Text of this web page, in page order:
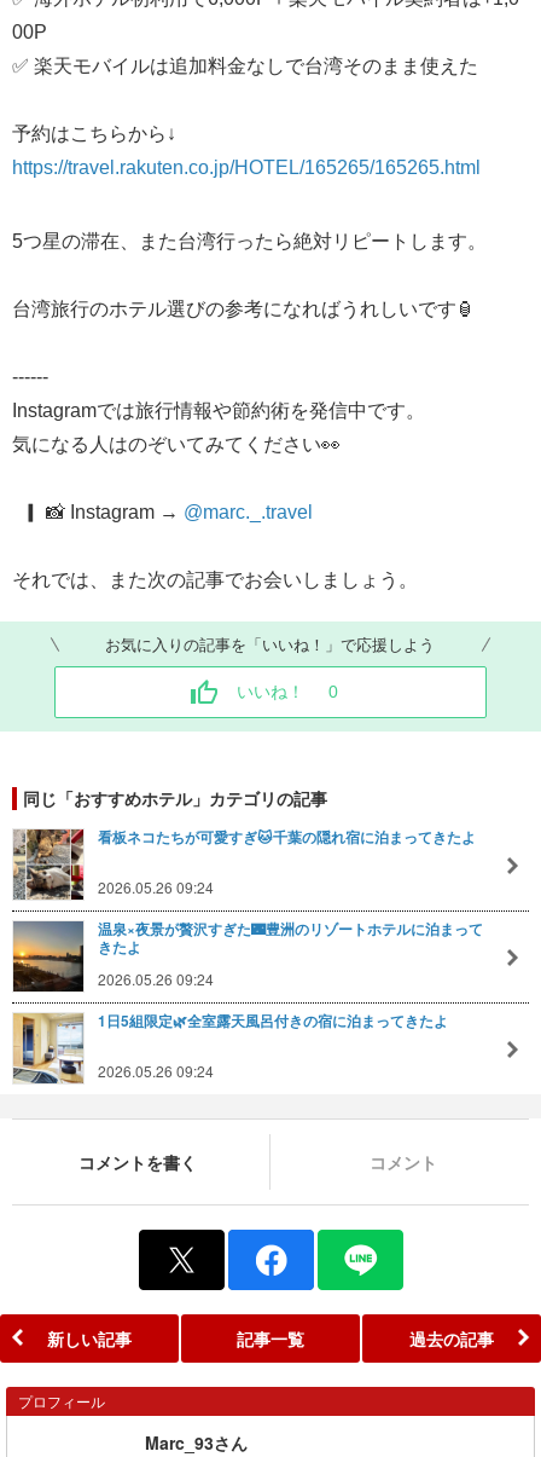
00P
✅ 楽天モバイルは追加料金なしで台湾そのまま使えた
​予約はこちらから↓
https://travel.rakuten.co.jp/HOTEL/165265/165265.html
5つ星の滞在、また台湾行ったら絶対リピートします。
台湾旅行のホテル選びの参考になればうれしいです🏮
------
Instagramでは旅行情報や節約術を発信中です。
気になる人はのぞいてみてください👀
▎ 📸 Instagram → ​ @marc._.travel
それでは、また次の記事でお会いしましょう。
お気に入りの記事を「いいね！」で応援しよう
いいね！ 0
同じ「おすすめホテル」カテゴリの記事
看板ネコたちが可愛すぎ🐱千葉の隠れ宿に泊まってきたよ
2026.05.26 09:24
温泉×夜景が贅沢すぎた🌃豊洲のリゾートホテルに泊まって
きたよ
2026.05.26 09:24
1日5組限定🌿全室露天風呂付きの宿に泊まってきたよ
2026.05.26 09:24
コメントを書く コメント
新しい記事 記事一覧 過去の記事
プロフィール
Marc_93さん